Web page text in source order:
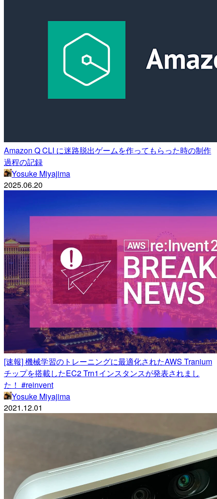
Amazon Q CLI に迷路脱出ゲームを作ってもらった時の制作
過程の記録
Yosuke Miyajima
2025.06.20
[速報] 機械学習のトレーニングに最適化されたAWS Tranium
チップを搭載したEC2 Trn1インスタンスが発表されまし
た！ #reinvent
Yosuke Miyajima
2021.12.01